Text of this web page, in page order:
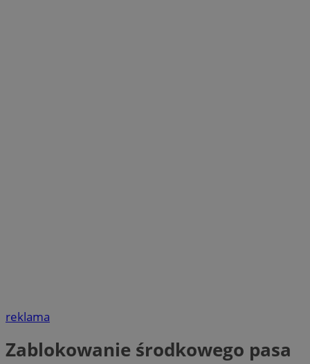
reklama
Zablokowanie środkowego pasa